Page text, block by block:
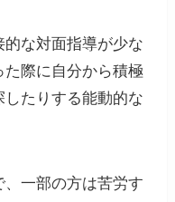
な対面指導が少な
際に自分から積極
たりする能動的な
一部の方は苦労す